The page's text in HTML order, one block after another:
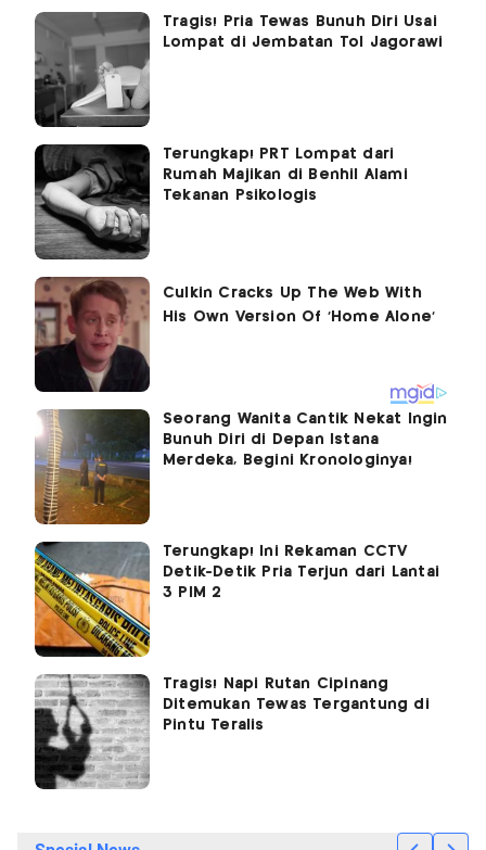
Tragis! Pria Tewas Bunuh Diri Usai
Lompat di Jembatan Tol Jagorawi
Terungkap! PRT Lompat dari
Rumah Majikan di Benhil Alami
Tekanan Psikologis
Seorang Wanita Cantik Nekat Ingin
Bunuh Diri di Depan Istana
Merdeka, Begini Kronologinya!
Terungkap! Ini Rekaman CCTV
Detik-Detik Pria Terjun dari Lantai
3 PIM 2
Tragis! Napi Rutan Cipinang
Ditemukan Tewas Tergantung di
Pintu Teralis